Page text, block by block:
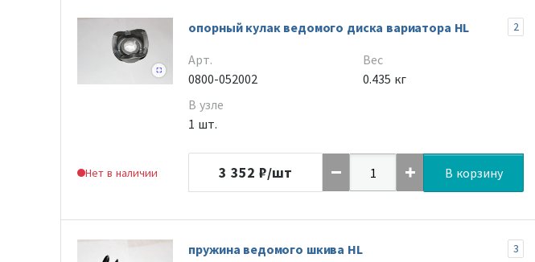
Нет в наличии
опорный кулак ведомого диска вариатора HL 2
Арт.
0800-052002
В узле
1 шт.
Вес
0.435 кг
3 352 ₽/шт В корзину
пружина ведомого шкива HL 3